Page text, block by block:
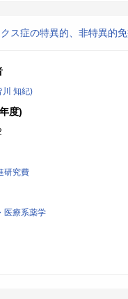
ス症の特異的、非特異的
川 知紀)
度)
研究費
医療系薬学